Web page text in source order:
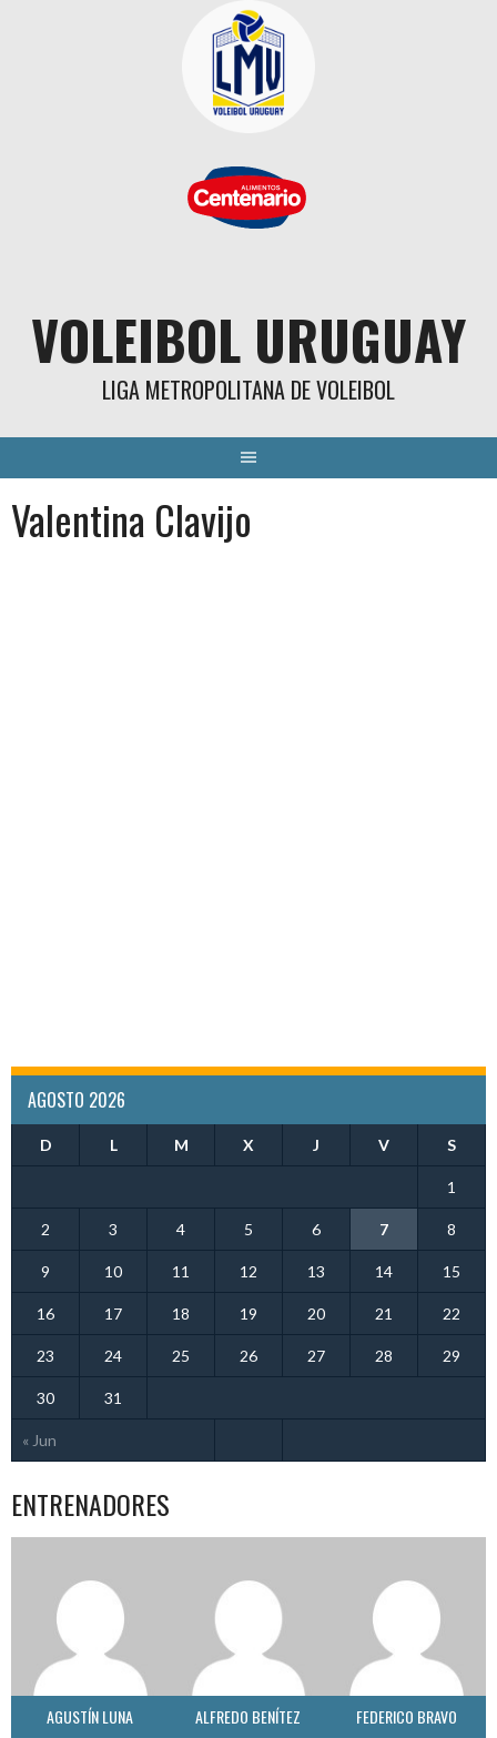
VOLEIBOL URUGUAY
LIGA METROPOLITANA DE VOLEIBOL
Valentina Clavijo
AGOSTO 2026
D L M X J V S
« Jun
1
2 3 4 5 6 7 8
9 10 11 12 13 14 15
16 17 18 19 20 21 22
23 24 25 26 27 28 29
30 31
ENTRENADORES
AGUSTÍN LUNA ALFREDO BENÍTEZ FEDERICO BRAVO